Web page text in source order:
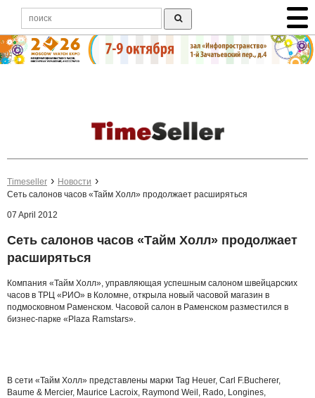
Timeseller
Новости
Сеть салонов часов «Тайм Холл» продолжает расширяться
07 April 2012
Сеть салонов часов «Тайм Холл» продолжает
расширяться
Компания «Тайм Холл», управляющая успешным салоном швейцарских
часов в ТРЦ «РИО» в Коломне, открыла новый часовой магазин в
подмосковном Раменском. Часовой салон в Раменском разместился в
бизнес-парке «Plaza Ramstars».
В сети «Тайм Холл» представлены марки Tag Heuer, Carl F.Bucherer,
Baume & Mercier, Maurice Lacroix, Raymond Weil, Rado, Longines,